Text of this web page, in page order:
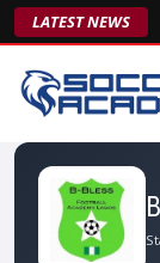
LATEST NEWS
Arsent 1963